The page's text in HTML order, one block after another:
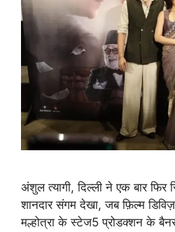
अंशुल त्यागी, दिल्ली ने एक बार फिर
शानदार संगम देखा, जब फ़िल्म
मल्होत्रा के स्टेज5 प्रोडक्शन के